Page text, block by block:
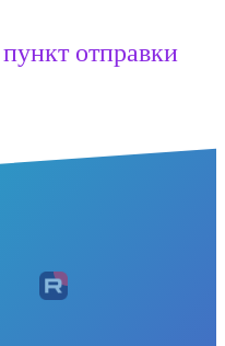
отправки